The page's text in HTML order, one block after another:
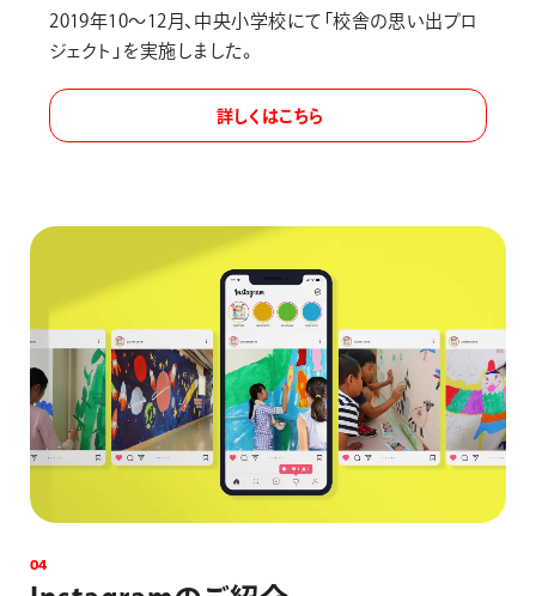
2019年10～12月、中央小学校にて「校舎の思い出プロ
ジェクト」を実施しました。
詳しくはこちら
04